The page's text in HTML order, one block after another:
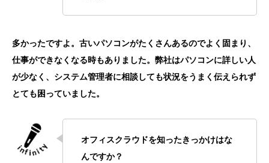
多かったですよ。古いパソコンがたくさんあるのでよく固まり、
仕事ができなくなる時もありました。弊社はパソコンに詳しい人
が少なく、システム管理者に相談しても状況をうまく伝えられず
とても困っていました。
オフィスクラウドを知ったきっかけはな
んですか？